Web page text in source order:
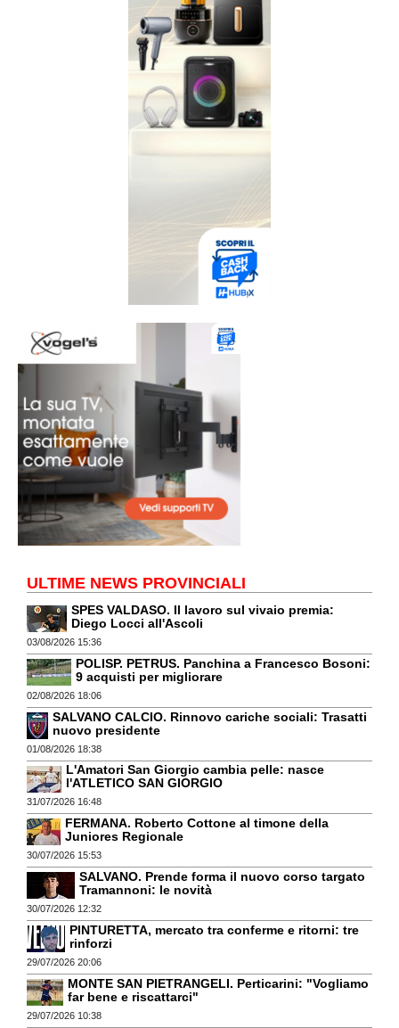
ULTIME NEWS PROVINCIALI
SPES VALDASO. Il lavoro sul vivaio premia:
Diego Locci all'Ascoli
03/08/2026 15:36
POLISP. PETRUS. Panchina a Francesco Bosoni:
9 acquisti per migliorare
02/08/2026 18:06
SALVANO CALCIO. Rinnovo cariche sociali: Trasatti
nuovo presidente
01/08/2026 18:38
L'Amatori San Giorgio cambia pelle: nasce
l'ATLETICO SAN GIORGIO
31/07/2026 16:48
FERMANA. Roberto Cottone al timone della
Juniores Regionale
30/07/2026 15:53
SALVANO. Prende forma il nuovo corso targato
Tramannoni: le novità
30/07/2026 12:32
PINTURETTA, mercato tra conferme e ritorni: tre
rinforzi
29/07/2026 20:06
MONTE SAN PIETRANGELI. Perticarini: "Vogliamo
far bene e riscattarci"
29/07/2026 10:38